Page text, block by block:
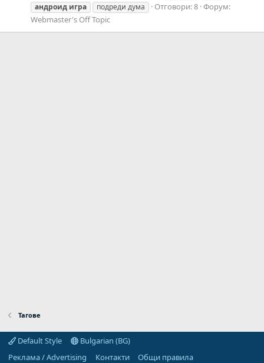
андроид игра подреди дума Отговори: 8 Форум:
Webmaster's Off Topic
Тагове
Default Style
Bulgarian (BG)
Реклама / Advertising
Контакти
Общи правила